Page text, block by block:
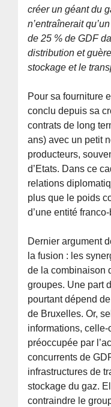
créer un géant du
n’entraînerait
de 25 % de GDF
distribution et
stockage et le
Pour sa fourniture
conclu depuis sa
contrats de long
ans) avec un petit
producteurs,
d’Etats. Dans ce
relations
plus que le poids
d’une entité
Dernier argument
la fusion : les
de la combinaison
groupes. Une part
pourtant dépend
de Bruxelles. Or,
informations, celle-
préoccupée par
concurrents de
infrastructures de
stockage du gaz.
contraindre le